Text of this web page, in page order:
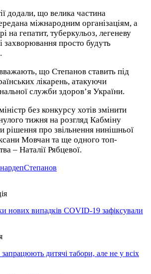
додали, що велика частина
міжнародним організаціям, а
на гепатит, туберкульоз, легеневу
захворювання просто будуть
що Степанов ставить під
лікарень, атакуючи
служби здоров’я України.
без конкурсу хотів змінити
тижня на розгляд Кабміну
рішення про звільнення нинішньої
Мовчан та ще одного топ-
– Наталії Рябцевої.
нардепСтепанов
нових випадків COVID-19 зафіксували
дитячі табори, але не у всіх